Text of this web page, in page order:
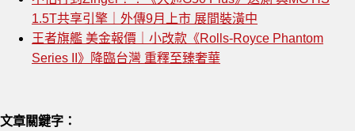
1.5T共享引擎｜外傳9月上市 展間裝潢中
王者旗艦 美金報價｜小改款《Rolls-Royce Phantom
Series II》降臨台灣 重釋至臻奢華
文章關鍵字：